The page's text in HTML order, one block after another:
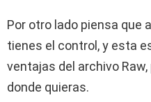
Por otro lado piensa que
tienes el control, y esta
ventajas del archivo
donde quieras.